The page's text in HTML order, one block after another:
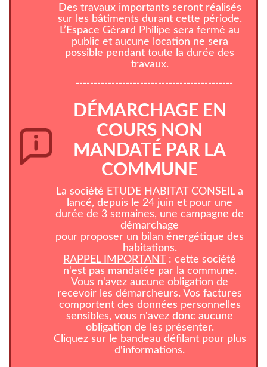
Des travaux importants seront réalisés
sur les bâtiments durant cette période.
L’Espace Gérard Philipe sera fermé au
public et aucune location ne sera
possible pendant toute la durée des
travaux.
--------------------------------------------
DÉMARCHAGE EN
COURS NON
MANDATÉ PAR LA
COMMUNE
La société ETUDE HABITAT CONSEIL a
lancé, depuis le 24 juin et pour une
durée de 3 semaines, une campagne de
démarchage
pour proposer un bilan énergétique des
habitations.
RAPPEL IMPORTANT : cette société
n'est pas mandatée par la commune.
Vous n'avez aucune obligation de
recevoir les démarcheurs. Vos factures
comportent des données personnelles
sensibles, vous n'avez donc aucune
obligation de les présenter.
Cliquez sur le bandeau défilant pour plus
d'informations.